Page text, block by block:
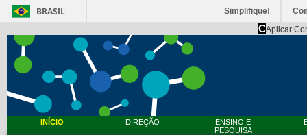
BRASIL Simplifique!
CAplicar
INÍCIO DIREÇÃO
ENSINO E
PESQUISA